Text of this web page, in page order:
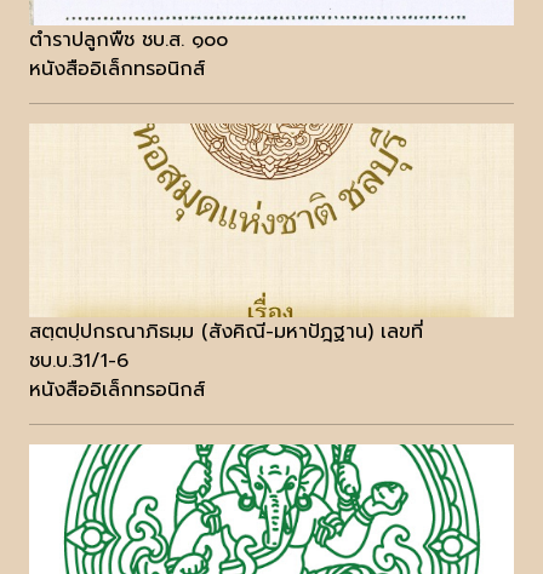
ตำราปลูกพืช ชบ.ส. ๑๐๐
หนังสืออิเล็กทรอนิกส์
สตฺตปฺปกรณาภิธมฺม (สังคิณี-มหาปัฎฐาน) เลขที่
ชบ.บ.31/1-6
หนังสืออิเล็กทรอนิกส์